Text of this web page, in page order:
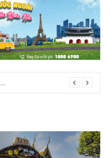
[Bật mí] Tháng 8 nên đi nước nào đẹp? Gợi ý 5+ tọa độ hot 2026